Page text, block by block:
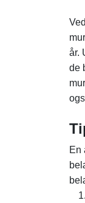
år.
de
En